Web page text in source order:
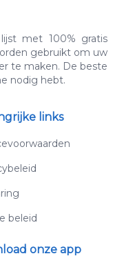
met 100% gratis
gebruikt om uw
te maken. De beste
nodig hebt.
links
beleid
onze app